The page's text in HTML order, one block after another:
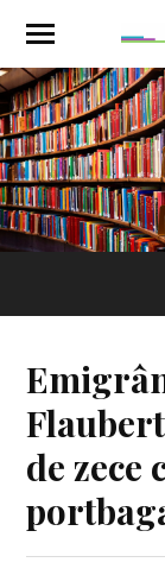
de zece